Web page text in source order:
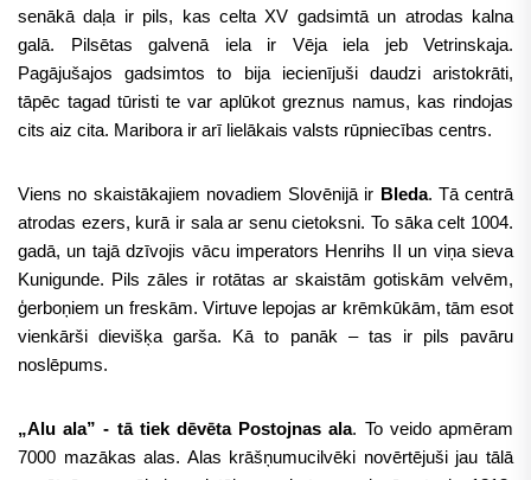
senākā daļa ir pils, kas celta XV gadsimtā un atrodas kalna
galā. Pilsētas galvenā iela ir Vēja iela jeb Vetrinskaja.
Pagājušajos gadsimtos to bija iecienījuši daudzi aristokrāti,
tāpēc tagad tūristi te var aplūkot greznus namus, kas rindojas
cits aiz cita. Maribora ir arī lielākais valsts rūpniecības centrs.
Viens no skaistākajiem novadiem Slovēnijā ir Bleda. Tā centrā
atrodas ezers, kurā ir sala ar senu cietoksni. To sāka celt 1004.
gadā, un tajā dzīvojis vācu imperators Henrihs II un viņa sieva
Kunigunde. Pils zāles ir rotātas ar skaistām gotiskām velvēm,
ģerboņiem un freskām. Virtuve lepojas ar krēmkūkām, tām esot
vienkārši dievišķa garša. Kā to panāk – tas ir pils pavāru
noslēpums.
„Alu ala” - tā tiek dēvēta Postojnas ala. To veido apmēram
7000 mazākas alas. Alas krāšņumucilvēki novērtējuši jau tālā